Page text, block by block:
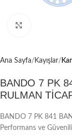
Ana Sayfa Kayışlar
BANDO 7 PK
RULMAN
BANDO 7 PK 841
Performans ve